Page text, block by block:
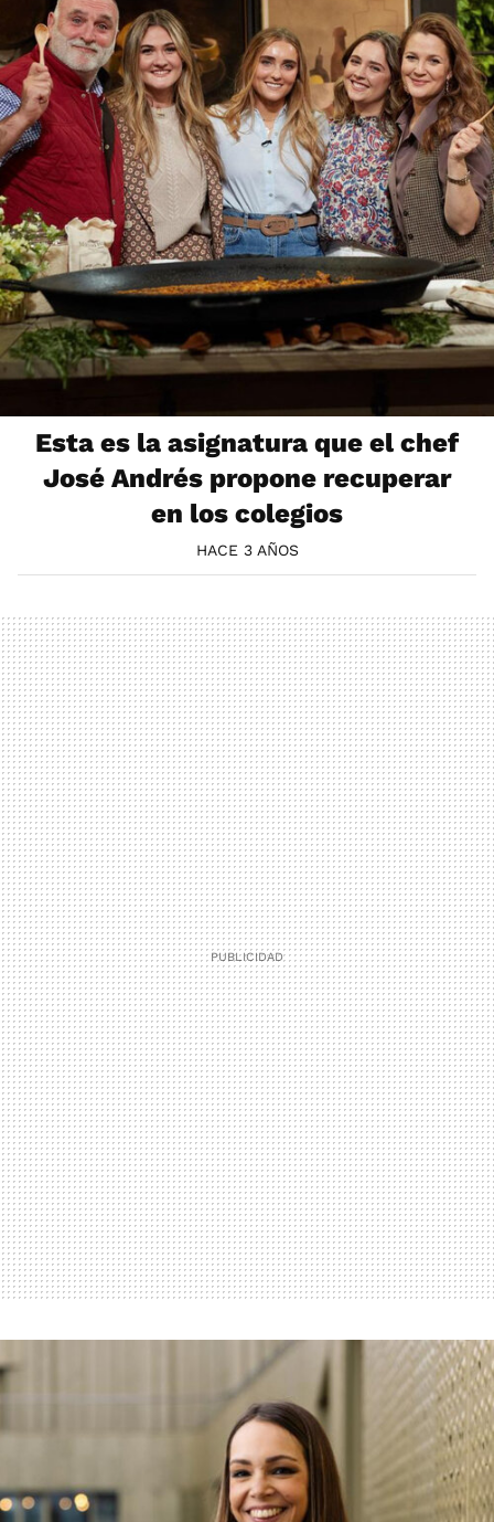
Esta es la asignatura que el chef
José Andrés propone recuperar
en los colegios
HACE 3 AÑOS